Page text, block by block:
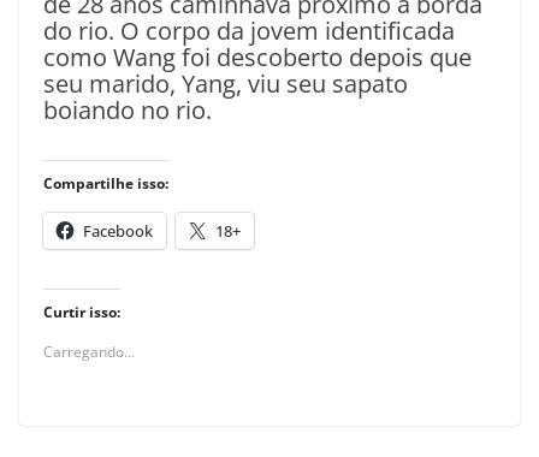
do rio. O corpo da jovem identificada
como Wang foi descoberto depois que
seu marido, Yang, viu seu sapato
boiando no rio.
Compartilhe isso:
Facebook 18+
Curtir isso:
Carregando...